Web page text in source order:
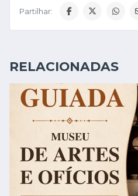
Partilhar:
RELACIONADAS